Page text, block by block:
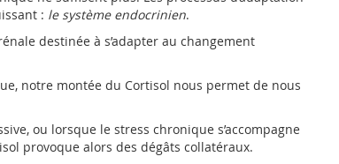
: le système endocrinien.
destinée à s’adapter au changement
notre montée du Cortisol nous permet de nous
ou lorsque le stress chronique s’accompagne
provoque alors des dégâts collatéraux.